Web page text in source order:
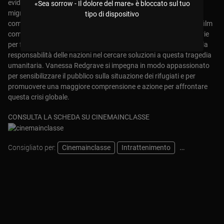
«Sea sorrow - Il dolore del mare» è bloccato sul tuo
tipo di dispositivo
evidenziando le tragedie umane che si verificano lungo la rotta
migratoria e sottolineando la necessità di una risposta più
compassionevole e solidale da parte delle nazioni sviluppate. Il film
combina interviste, immagini d'archivio e letture di opere letterarie
per fornire una prospettiva completa sulla crisi dei rifugiati e sulla
responsabilità delle nazioni nel cercare soluzioni a questa tragedia
umanitaria. Vanessa Redgrave si impegna in modo appassionato
per sensibilizzare il pubblico sulla situazione dei rifugiati e per
promuovere una maggiore comprensione e azione per affrontare
questa crisi globale.
CONSULTA LA SCHEDA SU CINEMAINCLASSE
Consigliato per: Cinemainclasse Intrattenimento Pastorale